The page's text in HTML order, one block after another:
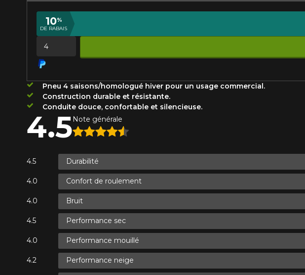
Pneu 4 saisons/homologué hiver pour un usage commercial.
Construction durable et résistante.
Conduite douce, confortable et silencieuse.
10%
DE RABAIS
4.5Note générale
Durabilité
Confort de roulement
Bruit
Performance sec
Performance mouillé
Performance neige
KM parcourus Style de conduite
Note
1
3
Commentaire
Envoyer
VOICI LES DIMENSIONS POUR VOTRE VÉHICULE
*Attention cette dimension représente une possibilité
véhicule directement avant de commander.